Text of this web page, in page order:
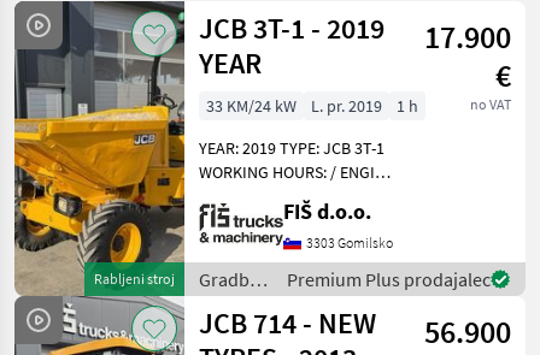
Rabljeni stroj
JCB 3T-1 - 2019
YEAR
17.900
€
no VAT
33 KM/24 kW L. pr. 2019
1 h
YEAR: 2019 TYPE: JCB 3T-1
WORKING HOURS: / ENGINE:
DIESEL KUBOTA - 24.5KW
4X4 DRIVE 4 SPEEDS FRONT
AND BACK FAST AND SLOW
SPEED HYDROSTATIC DRIVE
LIGHTS DUM
FIŠ d.o.o.
3303 Gomilsko
Gradbeni
stroji /
JCB
Premium Plus prodajalec
JCB 714 - NEW
56.900